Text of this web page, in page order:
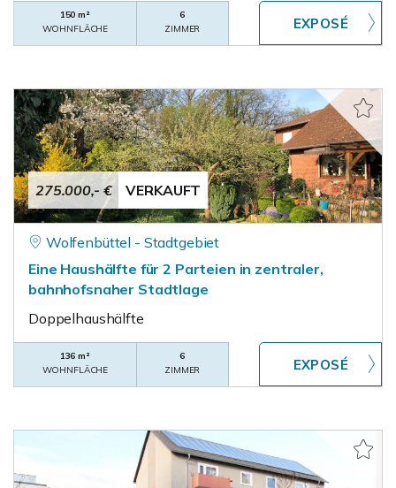
150 m²
WOHNFLÄCHE
6
ZIMMER
275.000,- € VERKAUFT
Wolfenbüttel - Stadtgebiet
Eine Haushälfte für 2 Parteien in zentraler,
bahnhofsnaher Stadtlage
Doppelhaushälfte
136 m²
WOHNFLÄCHE
6
ZIMMER